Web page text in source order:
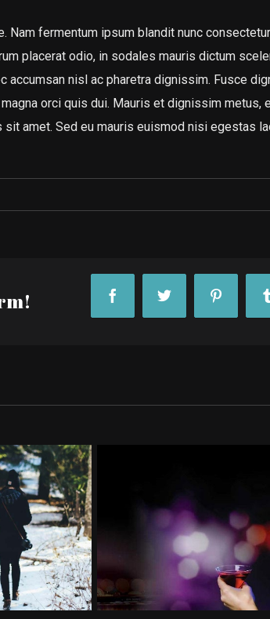
fermentum ipsum blandit nunc
placerat odio, in sodales mauris dictum
nisl ac pharetra dignissim. Fusce
orci quis dui. Mauris et dignissim metus,
amet. Sed eu mauris euismod nisi egestas